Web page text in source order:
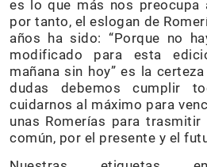
es lo que más nos preocupa
por tanto, el eslogan de
años ha sido: “Porque no
modificado para esta
mañana sin hoy” es la
dudas debemos cumplir
cuidarnos al máximo para
unas Romerías para
común, por el presente y el